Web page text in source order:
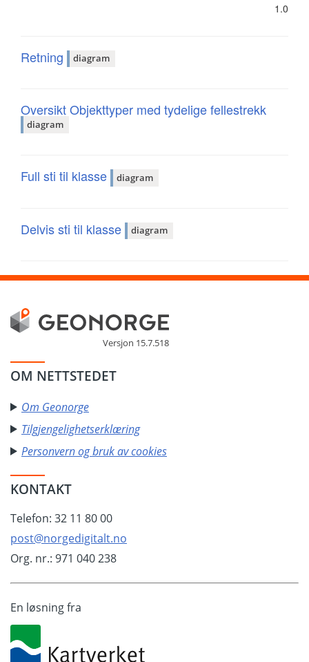
1.0
Retning diagram
Oversikt Objekttyper med tydelige fellestrekk
diagram
Full sti til klasse diagram
Delvis sti til klasse diagram